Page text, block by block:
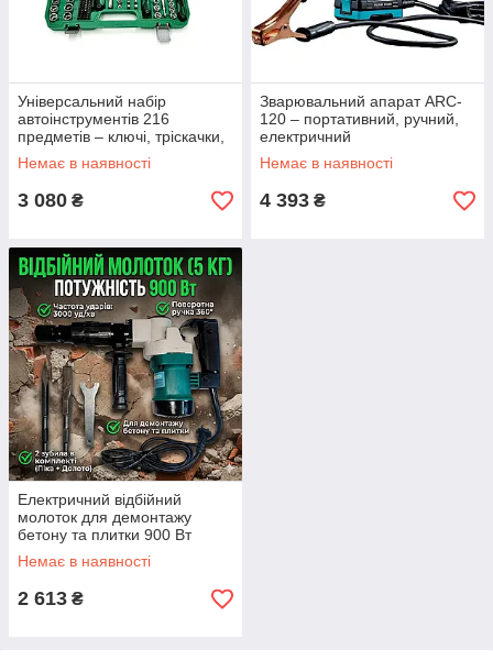
Універсальний набір
автоінструментів 216
предметів – ключі, тріскачки,
головки в кейсі
Немає в наявності
3 080 ₴
Зварювальний апарат ARC-
120 – портативний, ручний,
електричний
Немає в наявності
4 393 ₴
Електричний відбійний
молоток для демонтажу
бетону та плитки 900 Вт
(3000 уд./хв) патрон HEX, 2
зубила в комплекті
Немає в наявності
2 613 ₴